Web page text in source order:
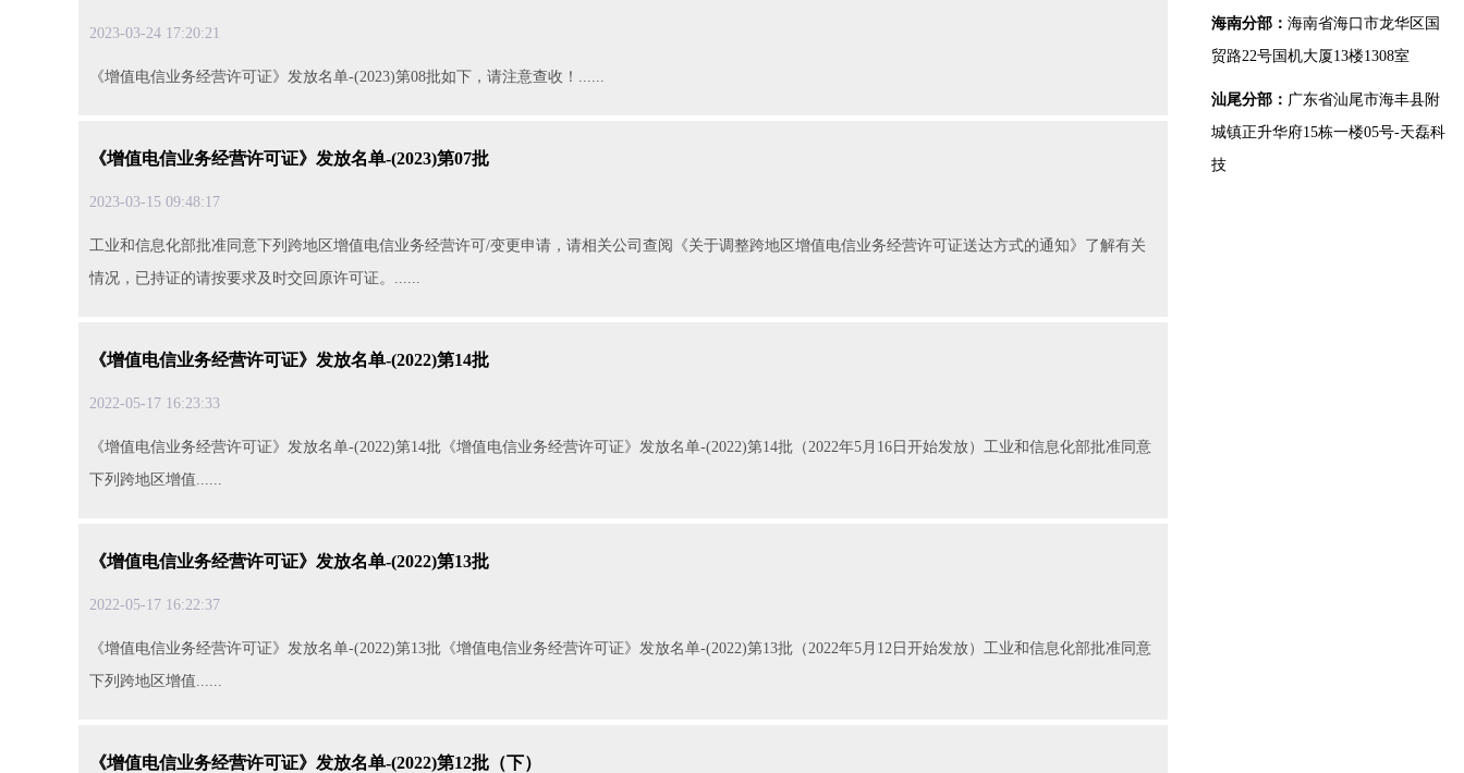
2023-03-2417:20:21
《增值电信业务经营许可证》发放名单-(2023)第08批如下，请注意查收！......
《增值电信业务经营许可证》发放名单-(2023)第07批
2023-03-1509:48:17
工业和信息化部批准同意下列跨地区增值电信业务经营许可/变更申请，请相关公司查阅《关于调整跨地区增值电信业务经营许可证送达方式的通知》了解有关
情况，已持证的请按要求及时交回原许可证。......
《增值电信业务经营许可证》发放名单-(2022)第14批
2022-05-1716:23:33
《增值电信业务经营许可证》发放名单-(2022)第14批《增值电信业务经营许可证》发放名单-(2022)第14批（2022年5月16日开始发放）工业和信息化部批准同意
下列跨地区增值......
《增值电信业务经营许可证》发放名单-(2022)第13批
2022-05-1716:22:37
《增值电信业务经营许可证》发放名单-(2022)第13批《增值电信业务经营许可证》发放名单-(2022)第13批（2022年5月12日开始发放）工业和信息化部批准同意
下列跨地区增值......
《增值电信业务经营许可证》发放名单-(2022)第12批（下）
海南分部： 海南省海口市龙华区国
贸路22号国机大厦13楼1308室
汕尾分部： 广东省汕尾市海丰县附
城镇正升华府15栋一楼05号-天磊科
技